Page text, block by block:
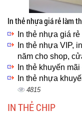
In thẻ nhựa giá rẻ làm
In thẻ nhựa giá
In thẻ nhựa VIP,
năm cho shop,
In thẻ khuyến mãi
In thẻ nhựa
4815
IN THẺ CHIP